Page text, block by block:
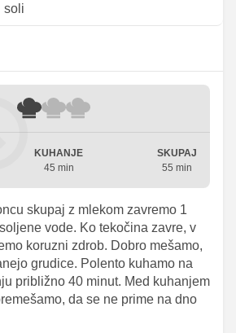
soli
KUHANJE
45 min
SKUPAJ
55 min
skupaj z mlekom zavremo 1
vode. Ko tekočina zavre, v
koruzni zdrob. Dobro mešamo,
grudice. Polento kuhamo na
približno 40 minut. Med kuhanjem
da se ne prime na dno